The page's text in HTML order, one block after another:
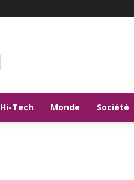
Hi-Tech Monde Société